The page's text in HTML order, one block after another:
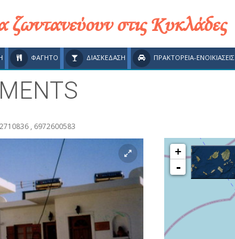
ζωντανεύουν στις Κυκλάδες
ΦΑΓΗΤΟ ΔΙΑΣΚΕΔΑΣΗ ΠΡΑΚΤΟΡΕΙΑ-ΕΝΟΙΚΙΑΣΕΙΣ
, 6972600583
+
-